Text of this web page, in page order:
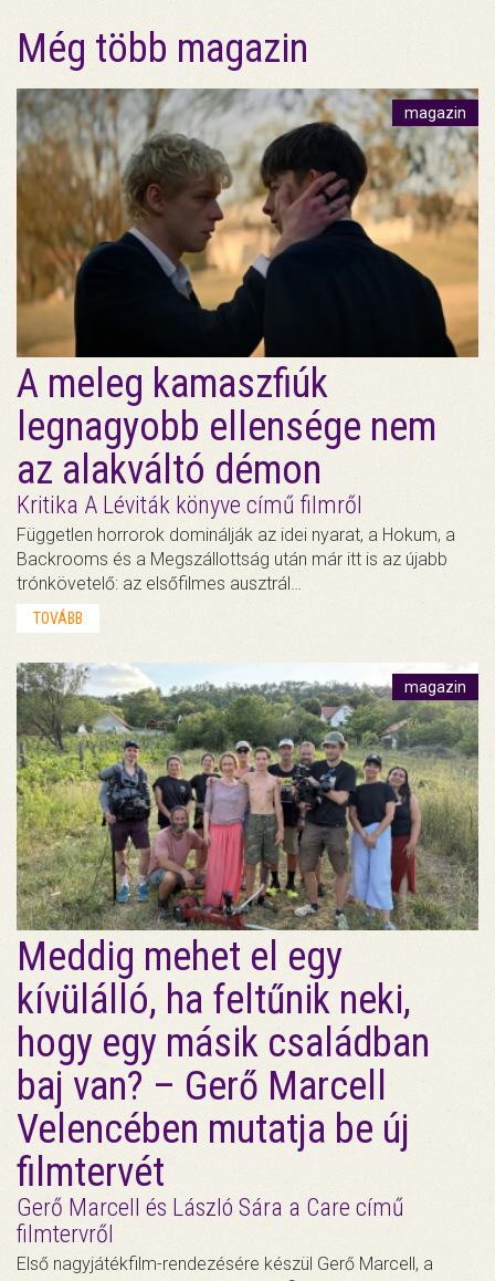
Még több magazin
magazin
A meleg kamaszfiúk
legnagyobb ellensége nem
az alakváltó démon
Kritika A Léviták könyve című filmről
Független horrorok dominálják az idei nyarat, a Hokum, a
Backrooms és a Megszállottság után már itt is az újabb
trónkövetelő: az elsőfilmes ausztrál…
TOVÁBB
magazin
Meddig mehet el egy
kívülálló, ha feltűnik neki,
hogy egy másik családban
baj van? – Gerő Marcell
Velencében mutatja be új
filmtervét
Gerő Marcell és László Sára a Care című
filmtervről
Első nagyjátékfilm-rendezésére készül Gerő Marcell, a